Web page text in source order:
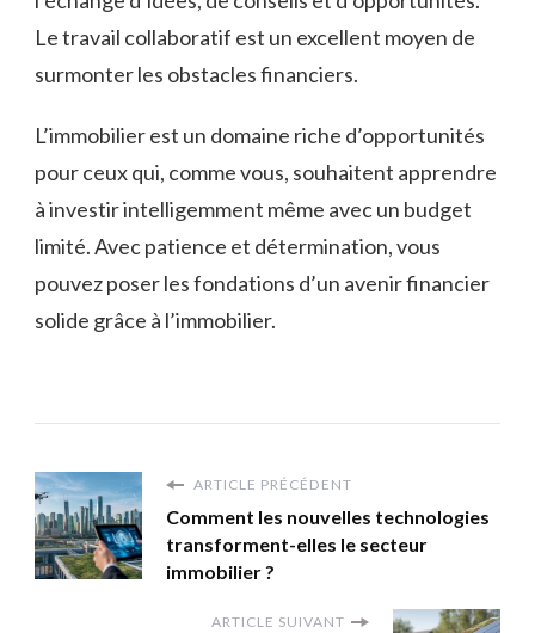
Le travail collaboratif est un excellent moyen de
surmonter les obstacles financiers.
L’immobilier est un domaine riche d’opportunités
pour ceux qui, comme vous, souhaitent apprendre
à investir intelligemment même avec un budget
limité. Avec patience et détermination, vous
pouvez poser les fondations d’un avenir financier
solide grâce à l’immobilier.
ARTICLE PRÉCÉDENT
Comment les nouvelles technologies
transforment-elles le secteur
immobilier ?
ARTICLE SUIVANT